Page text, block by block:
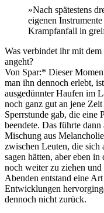
»Nach spätestens
eigenen
Krampfanfall in
Was verbindet ihr mit
angeht?
Von Spar:* Dieser
man ihn dennoch erlebt,
ausgedünnter Haufen im
noch ganz gut an jene
Sperrstunde gab, die eine
beendete. Das führte
Mischung aus
zwischen Leuten, die sich
sagen hätten, aber eben
noch weiter zu ziehen
Abenden entstand eine
Entwicklungen
dennoch nicht zurück.